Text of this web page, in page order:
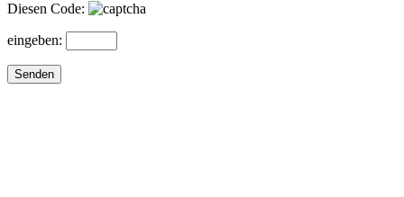
Diesen Code:
eingeben: